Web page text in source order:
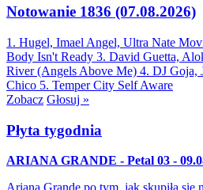
Notowanie 1836 (07.08.2026)
1. Hugel, Imael Angel, Ultra Nate
Body Isn't Ready 3. David Guetta,
River (Angels Above Me) 4. DJ Goja,
Chico 5. Temper City Self Aware
Zobacz Głosuj »
Płyta tygodnia
ARIANA GRANDE - Petal 03 -